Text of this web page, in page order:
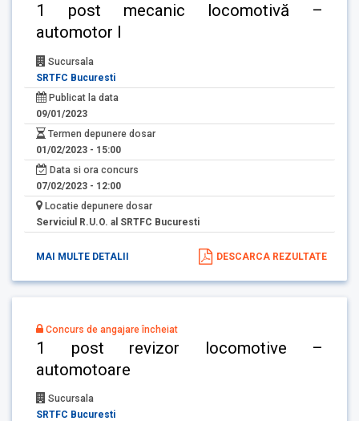
1 post mecanic locomotivă –
automotor I
Sucursala
SRTFC Bucuresti
Publicat la data
09/01/2023
Termen depunere dosar
01/02/2023 - 15:00
Data si ora concurs
07/02/2023 - 12:00
Locatie depunere dosar
Serviciul R.U.O. al SRTFC Bucuresti
MAI MULTE DETALII DESCARCA REZULTATE
Concurs de angajare încheiat
1 post revizor locomotive –
automotoare
Sucursala
SRTFC Bucuresti